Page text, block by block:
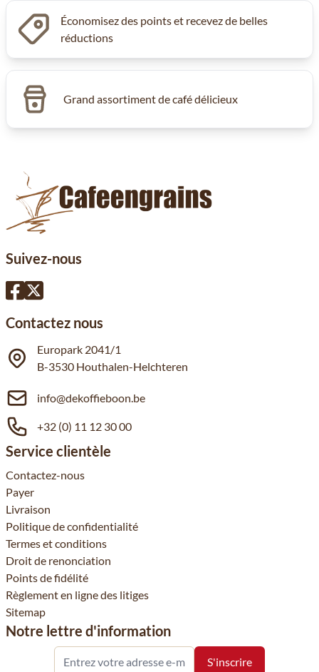
Économisez des points et recevez de belles
réductions
Grand assortiment de café délicieux
Suivez-nous
Contactez nous
Europark 2041/1
B-3530 Houthalen-Helchteren
info@dekoffieboon.be
+32 (0) 11 12 30 00
Service clientèle
Contactez-nous
Payer
Livraison
Politique de confidentialité
Termes et conditions
Droit de renonciation
Points de fidélité
Règlement en ligne des litiges
Sitemap
Notre lettre d'information